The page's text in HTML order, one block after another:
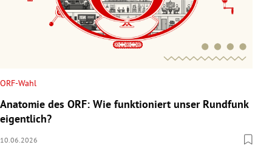
ORF-Wahl
Anatomie des ORF: Wie funktioniert unser Rundfunk
eigentlich?
10.06.2026